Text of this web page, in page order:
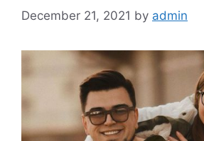
December 21, 2021 by admin